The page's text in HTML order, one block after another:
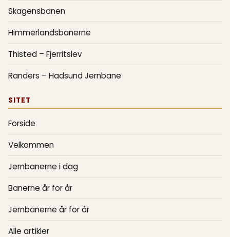
Skagensbanen
Himmerlandsbanerne
Thisted – Fjerritslev
Randers – Hadsund Jernbane
SITET
Forside
Velkommen
Jernbanerne i dag
Banerne år for år
Jernbanerne år for år
Alle artikler